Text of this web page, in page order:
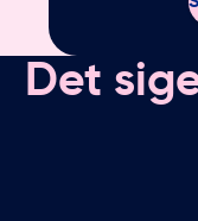
Det